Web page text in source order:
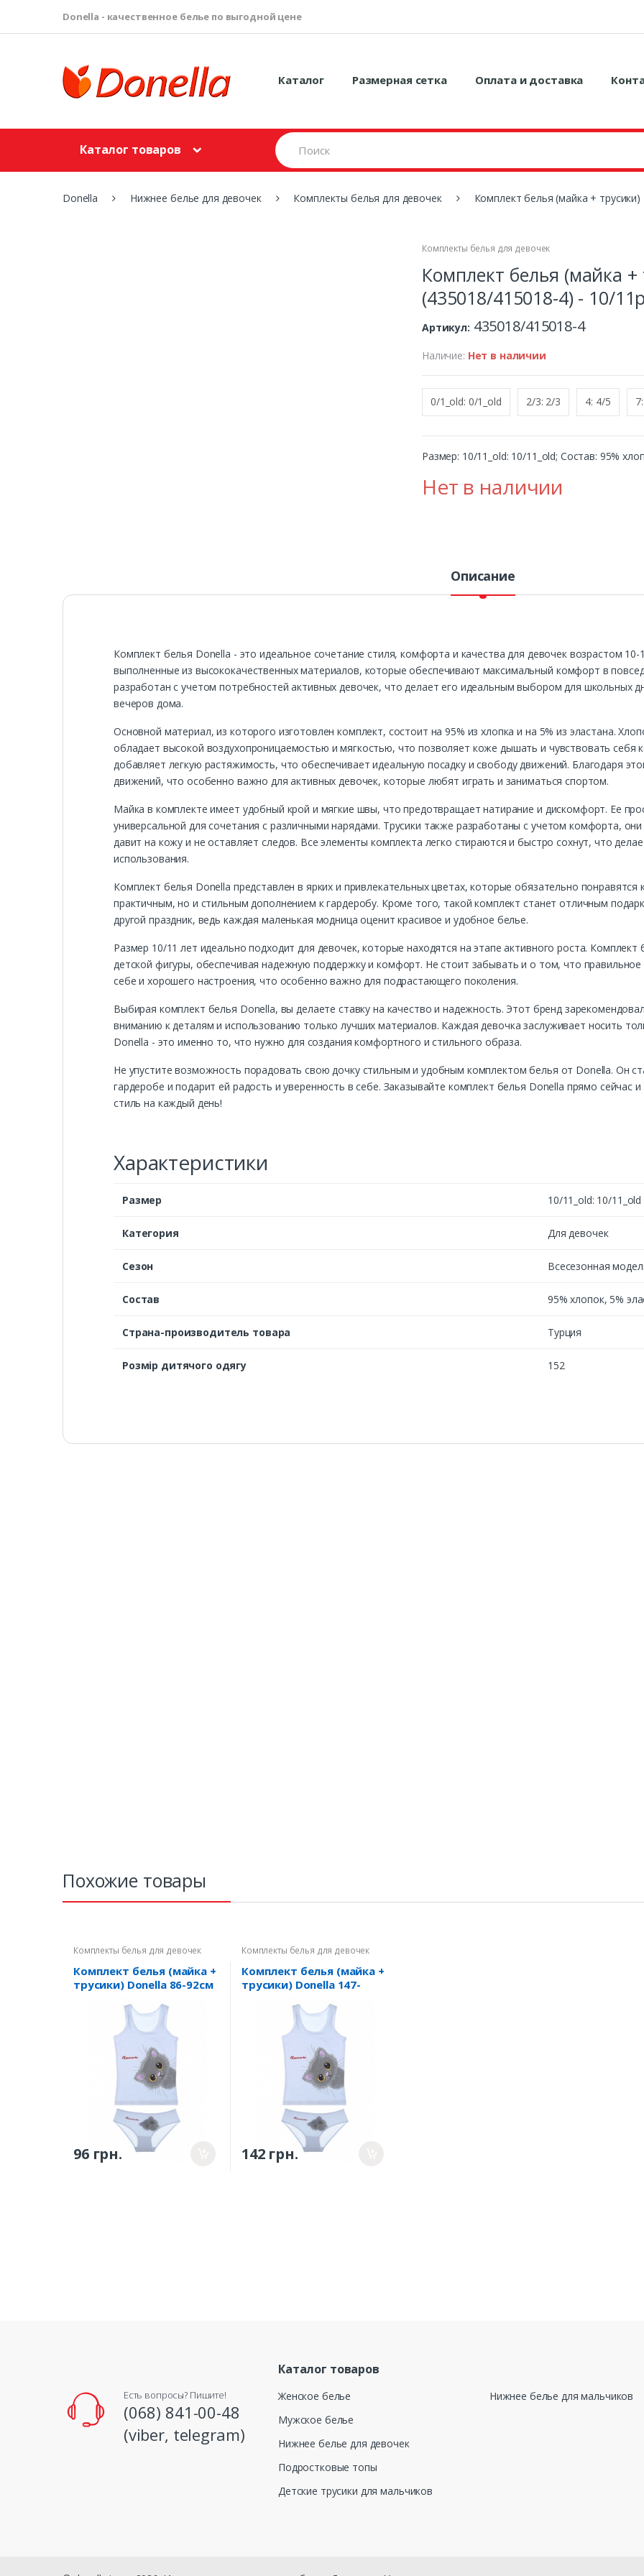
Donella - качественное белье по выгодной цене
Каталог Размерная сетка Оплата и доставка
Каталог товаров
S
e
a
r
h
Donella Нижнее белье для девочек Комплекты белья для девочек Комплект белья (майка +
Комплекты белья для девочек
Комплект белья (майка
(435018/415018-4) - 10/
Артикул: 435018/415018-4
Наличие: Нет в наличии
0/1_old: 0/1_old 2/3: 2/3 4: 4/5
Размер: 10/11_old: 10/11_old; Состав: 95%
Нет в наличии
Описание
Комплект белья Donella - это идеальное сочетание стиля, комфорта и качества для девочек возрастом 10-
выполненные из высококачественных материалов, которые обеспечивают максимальный комфорт в
разработан с учетом потребностей активных девочек, что делает его идеальным выбором для школьных
вечеров дома.
Основной материал, из которого изготовлен комплект, состоит на 95% из хлопка и на 5% из эластана.
обладает высокой воздухопроницаемостью и мягкостью, что позволяет коже дышать и чувствовать себя
добавляет легкую растяжимость, что обеспечивает идеальную посадку и свободу движений. Благодаря
движений, что особенно важно для активных девочек, которые любят играть и заниматься спортом.
Майка в комплекте имеет удобный крой и мягкие швы, что предотвращает натирание и дискомфорт. Ее
универсальной для сочетания с различными нарядами. Трусики также разработаны с учетом комфорта,
давит на кожу и не оставляет следов. Все элементы комплекта легко стираются и быстро сохнут, что
использования.
Комплект белья Donella представлен в ярких и привлекательных цветах, которые обязательно
практичным, но и стильным дополнением к гардеробу. Кроме того, такой комплект станет отличным
другой праздник, ведь каждая маленькая модница оценит красивое и удобное белье.
Размер 10/11 лет идеально подходит для девочек, которые находятся на этапе активного роста.
детской фигуры, обеспечивая надежную поддержку и комфорт. Не стоит забывать и о том, что
себе и хорошего настроения, что особенно важно для подрастающего поколения.
Выбирая комплект белья Donella, вы делаете ставку на качество и надежность. Этот бренд
вниманию к деталям и использованию только лучших материалов. Каждая девочка заслуживает носить
Donella - это именно то, что нужно для создания комфортного и стильного образа.
Не упустите возможность порадовать свою дочку стильным и удобным комплектом белья от Donella. Он
гардеробе и подарит ей радость и уверенность в себе. Заказывайте комплект белья Donella прямо сейчас
стиль на каждый день!
Характеристики
Размер 10/11_old: 10/11_old
Категория Для девочек
Сезон Всесезонная
Состав 95% хлопок, 5%
Страна-производитель товара Турция
Розмір дитячого одягу 152
Похожие товары
Комплекты белья для девочек
Комплект белья (майка +
трусики) Donella 86-92см
96 грн.
Комплекты белья для девочек
Комплект белья (майка +
трусики) Donella 147-
(4371WBPS/4171WPS-4) -
142 грн.
Каталог товаров
Женское белье
Мужское белье
Нижнее белье для девочек
Подростковые топы
Детские трусики для мальчиков
Нижнее белье для мальчиков
Есть вопросы? Пишите!
(068) 841-00-48
(viber, telegram)